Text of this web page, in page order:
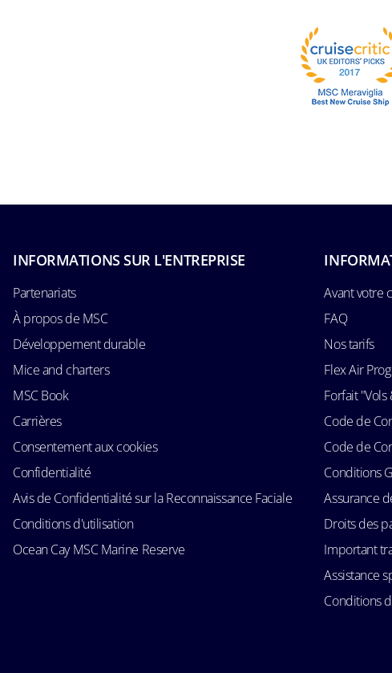
INFORMATIONS SUR L'ENTREPRISE
Partenariats
À propos de MSC
Développement durable
Mice and charters
MSC Book
Carrières
Consentement aux cookies
Confidentialité
Avis de Confidentialité sur la Reconnaissance Faciale
Conditions d'utilisation
Ocean Cay MSC Marine Reserve
Avant votre
FAQ
Nos tarifs
Flex Air
Forfait
Code de
Code de
Conditions
Assurance
Droits des
Important
Assistance
Conditions